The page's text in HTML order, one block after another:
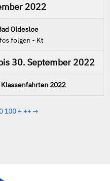
2022
Oldesloe
folgen - Kt
30. September 2022
2022
100 + ++→